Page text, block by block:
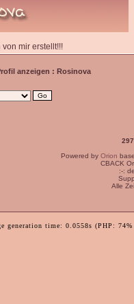
mir erstellt!!!
anzeigen : Rosinova
Powered by Orion
CBACK
:-:
Alle
generation time: 0.0558s (PHP: